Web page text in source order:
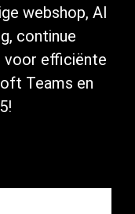
webshop, AI
, continue
voor efficiënte
Teams en
!